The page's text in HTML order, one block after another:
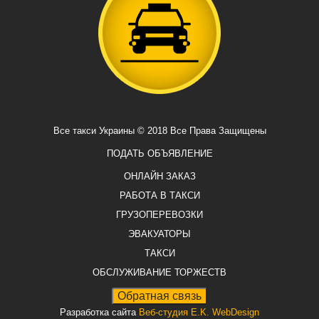
Все такси Украины © 2018 Все Права Защищены
ПОДАТЬ ОБЪЯВЛЕНИЕ
ОНЛАЙН ЗАКАЗ
РАБОТА В ТАКСИ
ГРУЗОПЕРЕВОЗКИ
ЭВАКУАТОРЫ
ТАКСИ
ОБСЛУЖИВАНИЕ ТОРЖЕСТВ
Разработка сайта Веб-студия E.K. WebDesign